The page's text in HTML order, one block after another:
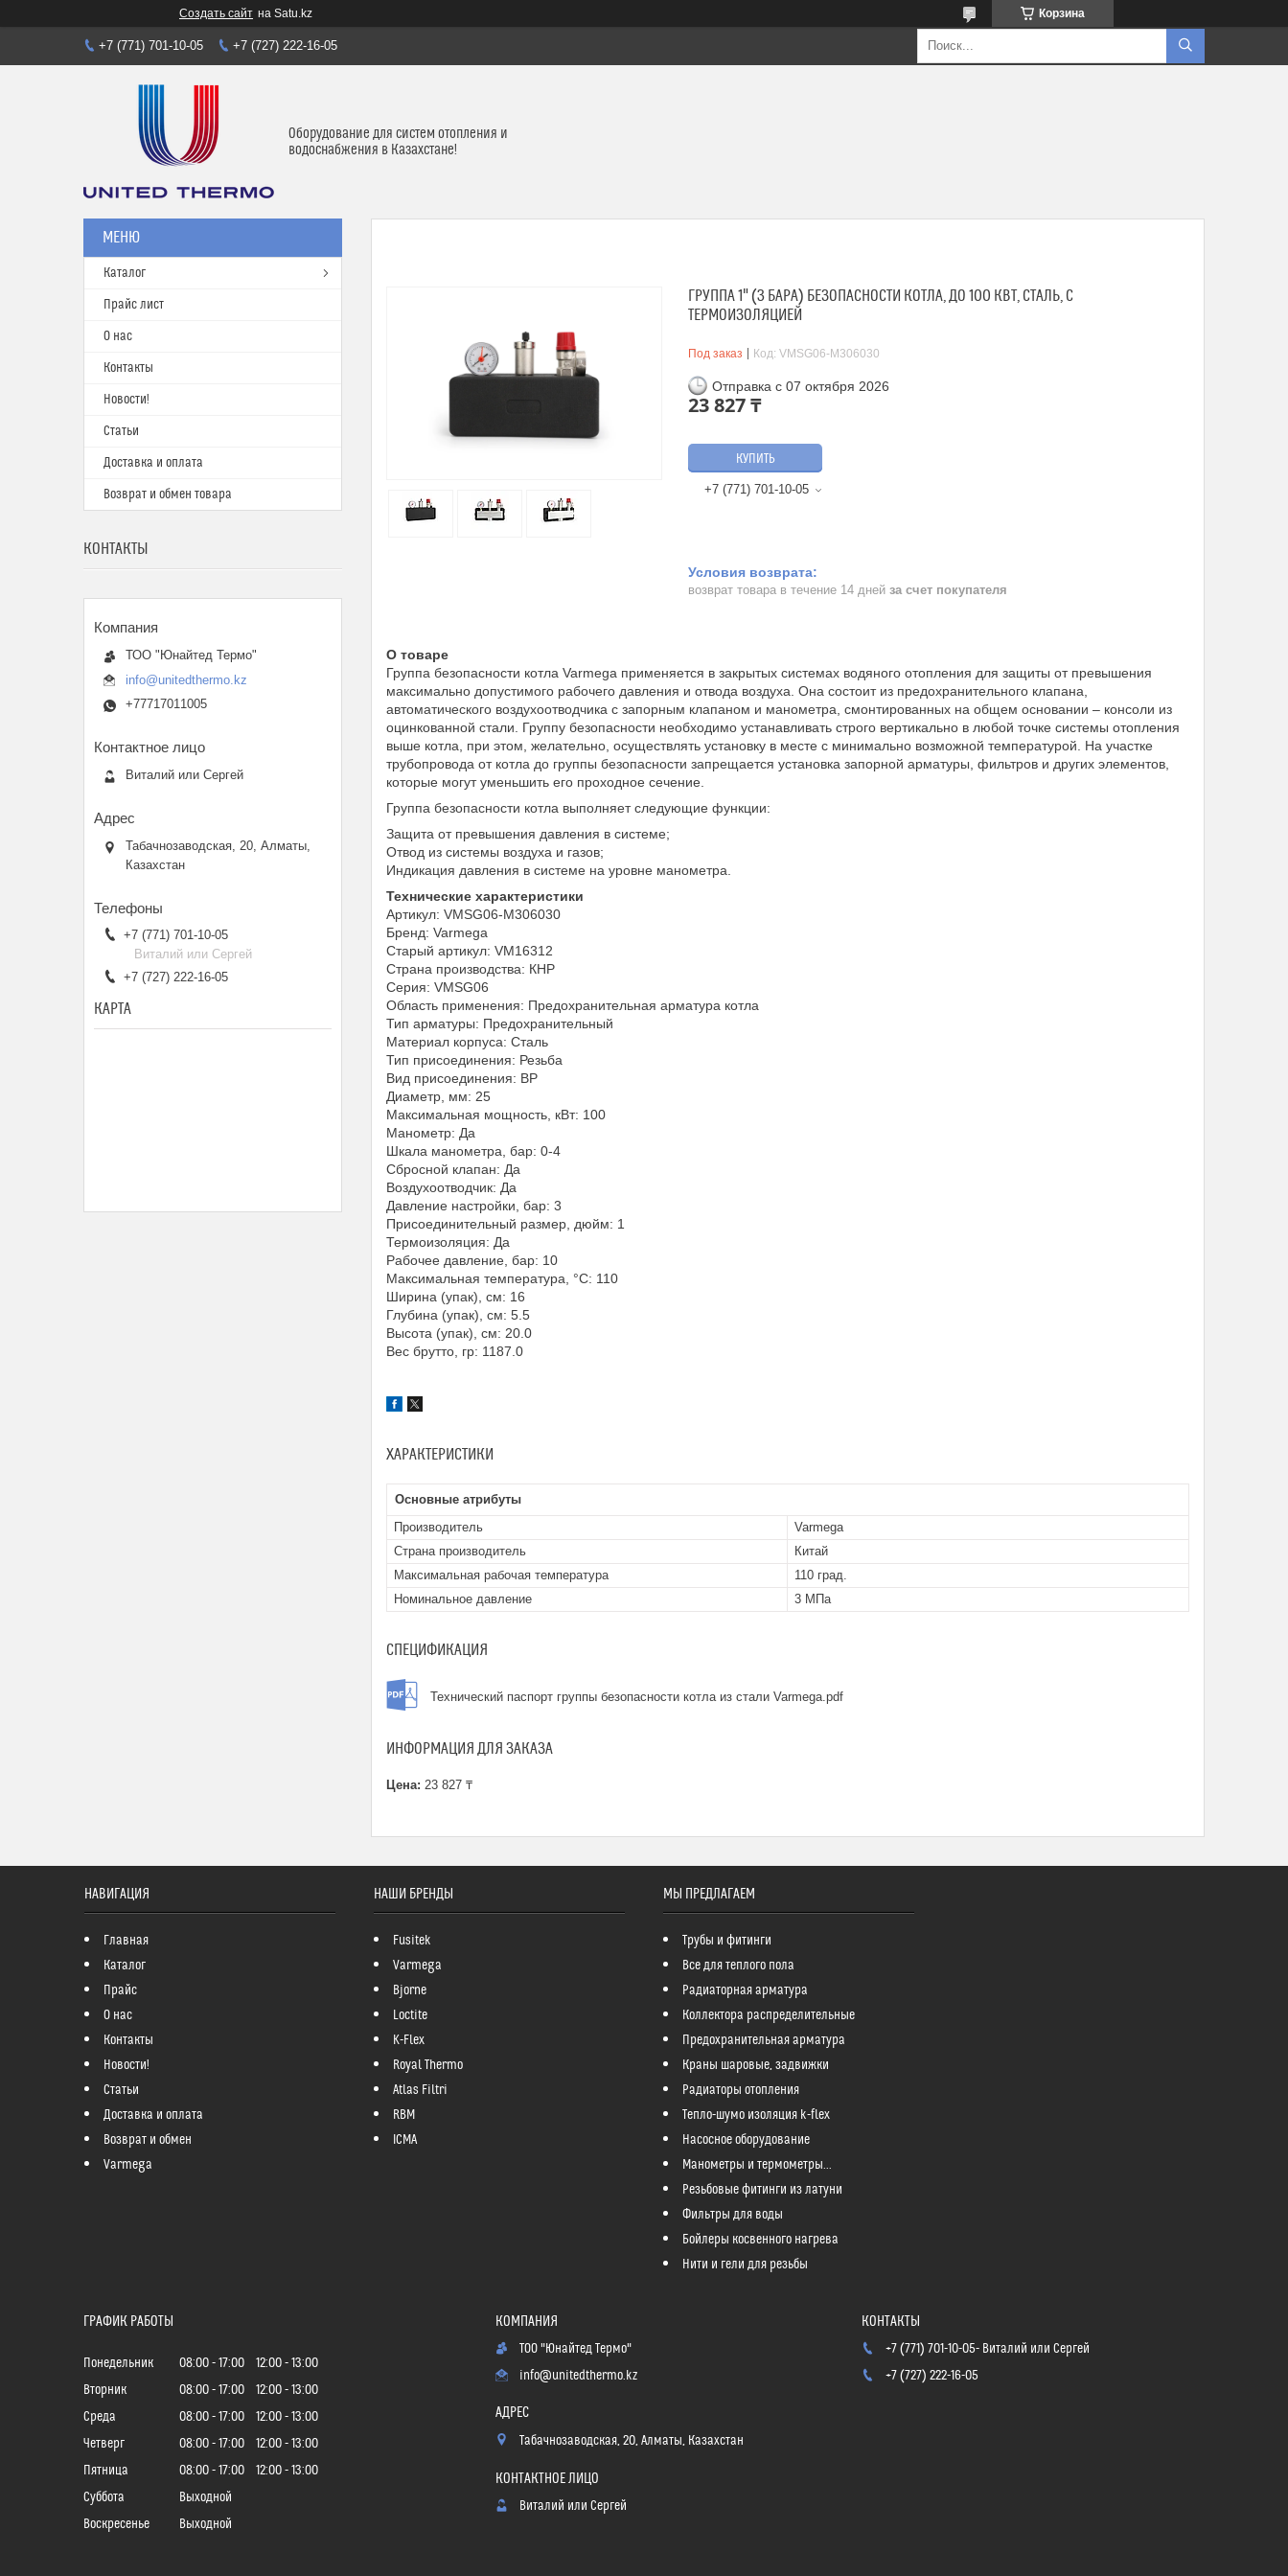
Создать сайт на Satu.kz Корзина
+7 (771) 701-10-05 +7 (727) 222-16-05
Оборудование для систем отопления и
водоснабжения в Казахстане!
ГРУППА 1" (3 БАРА) БЕЗОПАСНОСТИ КОТЛА, ДО 100 КВТ, СТАЛЬ, С
ТЕРМОИЗОЛЯЦИЕЙ
Под заказ Код: VMSG06-M306030
Отправка с 07 октября 2026
23 827 ₸
КУПИТЬ
+7 (771) 701-10-05
возврат товара в течение 14 дней за счет покупателя
О товаре
Группа безопасности котла Varmega применяется в закрытых системах водяного отопления для защиты от превышения
максимально допустимого рабочего давления и отвода воздуха. Она состоит из предохранительного клапана,
автоматического воздухоотводчика с запорным клапаном и манометра, смонтированных на общем основании – консоли из
оцинкованной стали. Группу безопасности необходимо устанавливать строго вертикально в любой точке системы отопления
выше котла, при этом, желательно, осуществлять установку в месте с минимально возможной температурой. На участке
трубопровода от котла до группы безопасности запрещается установка запорной арматуры, фильтров и других элементов,
которые могут уменьшить его проходное сечение.
Группа безопасности котла выполняет следующие функции:
Защита от превышения давления в системе;
Отвод из системы воздуха и газов;
Индикация давления в системе на уровне манометра.
Технические характеристики
Артикул: VMSG06-M306030
Бренд: Varmega
Старый артикул: VM16312
Страна производства: КНР
Серия: VMSG06
Область применения: Предохранительная арматура котла
Тип арматуры: Предохранительный
Материал корпуса: Сталь
Тип присоединения: Резьба
Вид присоединения: ВР
Диаметр, мм: 25
Максимальная мощность, кВт: 100
Манометр: Да
Шкала манометра, бар: 0-4
Сбросной клапан: Да
Воздухоотводчик: Да
Давление настройки, бар: 3
Присоединительный размер, дюйм: 1
Термоизоляция: Да
Рабочее давление, бар: 10
Максимальная температура, °С: 110
Ширина (упак), см: 16
Глубина (упак), см: 5.5
Высота (упак), см: 20.0
Вес брутто, гр: 1187.0
ХАРАКТЕРИСТИКИ
Основные атрибуты
Производитель
Varmega
Страна производитель
Китай
Максимальная рабочая температура
110 град.
Номинальное давление
3 МПа
СПЕЦИФИКАЦИЯ
Технический паспорт группы безопасности котла из стали Varmega.pdf
ИНФОРМАЦИЯ ДЛЯ ЗАКАЗА
Цена: 23 827 ₸
Каталог
Прайс лист
О нас
Контакты
Новости!
Статьи
Доставка и оплата
Возврат и обмен товара
КОНТАКТЫ
ТОО "Юнайтед Термо"
info@unitedthermo.kz
+77717011005
Виталий или Сергей
Табачнозаводская, 20, Алматы,
Казахстан
+7 (771) 701-10-05
Виталий или Сергей
+7 (727) 222-16-05
КАРТА
НАВИГАЦИЯ
Главная
Каталог
Прайс
О нас
Контакты
Новости!
Статьи
Доставка и оплата
Возврат и обмен
Varmega
НАШИ БРЕНДЫ
Fusitek
Varmega
Bjorne
Loctite
K-Flex
Royal Thermo
Atlas Filtri
RBM
ICMA
МЫ ПРЕДЛАГАЕМ
Трубы и фитинги
Все для теплого пола
Радиаторная арматура
Коллектора распределительные
Предохранительная арматура
Краны шаровые, задвижки
Радиаторы отопления
Тепло-шумо изоляция k-flex
Насосное оборудование
Манометры и термометры...
Резьбовые фитинги из латуни
Фильтры для воды
Бойлеры косвенного нагрева
Нити и гели для резьбы
ГРАФИК РАБОТЫ
Понедельник 08:00 17:00 12:00
13:00
Вторник
08:00 17:00 12:00
13:00
Среда
08:00 17:00 12:00
13:00
Четверг
08:00 17:00 12:00
13:00
Пятница
08:00 17:00 12:00
13:00
Суббота
Выходной
Воскресенье
Выходной
ТОО "Юнайтед Термо"
info@unitedthermo.kz
Табачнозаводская, 20, Алматы, Казахстан
Виталий или Сергей
+7 (771) 701-10-05 Виталий или Сергей
+7 (727) 222-16-05